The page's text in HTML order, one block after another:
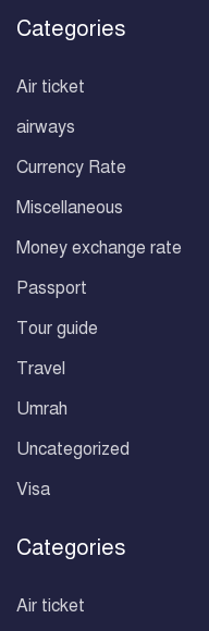
Categories
Air ticket
airways
Currency Rate
Miscellaneous
Money exchange rate
Passport
Tour guide
Travel
Umrah
Uncategorized
Visa
Categories
Air ticket